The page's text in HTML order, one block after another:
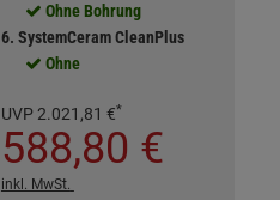
Ohne Bohrung
6. SystemCeram CleanPlus
Ohne
UVP 2.021,81 €*
588,80 €
inkl. MwSt.